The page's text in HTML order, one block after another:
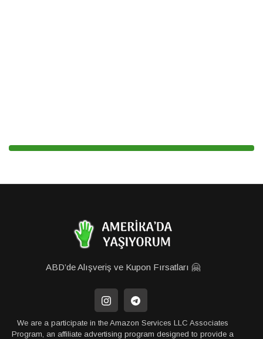
ABD’de Alışveriş ve Kupon Fırsatları 🤗
We are a participate in the Amazon Services LLC Associates
Program, an affiliate advertising program designed to provide a